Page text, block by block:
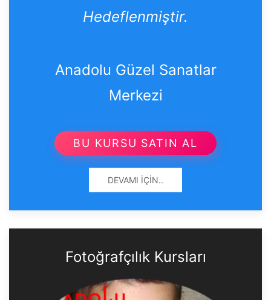
Hedeflenmiştir.
Anadolu Güzel Sanatlar
Merkezi
BU KURSU SATIN AL
DEVAMI İÇIN..
Fotoğrafçılık Kursları